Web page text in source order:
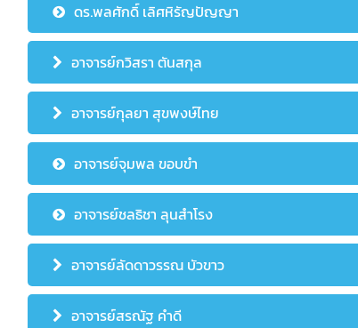
ดร.พลศักดิ์ เลิศหิรัญปัญญา
อาจารย์กวิสรา ตันสกุล
อาจารย์กุลยา สุขพงษ์ไทย
อาจารย์จุมพล ขอบขำ
อาจารย์ชลธิชา ลุนสำโรง
อาจารย์ลัดดาวรรณ บัวขาว
อาจารย์สรณัฐ คำดี